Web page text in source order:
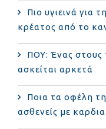
Πιο υγιεινά για
κρέατος από το
ΠΟΥ: Ένας στους
ασκείται αρκετά
Ποια τα οφέλη
ασθενείς με